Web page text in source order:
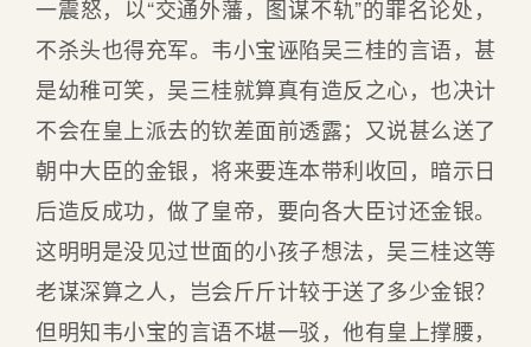
一震怒，以“交通外藩，图谋不轨”的罪名论处，
不杀头也得充军。韦小宝诬陷吴三桂的言语，甚
是幼稚可笑，吴三桂就算真有造反之心，也决计
不会在皇上派去的钦差面前透露；又说甚么送了
朝中大臣的金银，将来要连本带利收回，暗示日
后造反成功，做了皇帝，要向各大臣讨还金银。
这明明是没见过世面的小孩子想法，吴三桂这等
老谋深算之人，岂会斤斤计较于送了多少金银？
但明知韦小宝的言语不堪一驳，他有皇上撑腰，